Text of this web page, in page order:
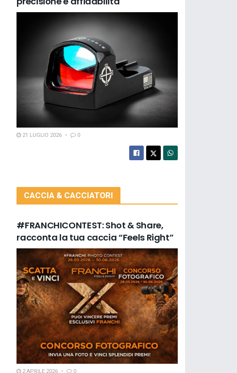
21 LUGLIO 2026 0
CACCIA & CACCIATORI
#FRANCHICONTEST: Shot & Share,
racconta la tua caccia “Feels Right”
2 APRILE 2026 0